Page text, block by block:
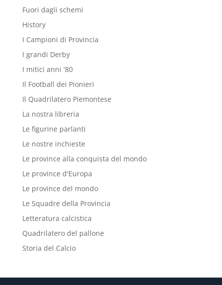
Fuori dagli schemi
History
I Campioni di Provincia
I grandi Derby
I mitici anni '80
Il Football dei Pionieri
Il Quadrilatero Piemontese
La nostra libreria
Le figurine parlanti
Le nostre inchieste
Le province alla conquista del mondo
Le province d'Europa
Le province del mondo
Le Squadre della Provincia
Letteratura calcistica
Quadrilatero del pallone
Storia del Calcio